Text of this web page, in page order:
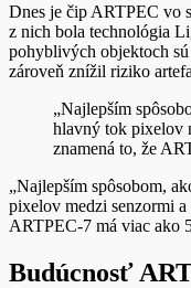
Dnes je čip ARTPEC vo
z nich bola technológia
pohyblivých objektoch
zároveň znížil riziko
„Najlepším
hlavný tok pixelov
znamená to, že
„Najlepším spôsobom,
pixelov medzi senzormi
ARTPEC-7 má viac ako
Budúcnosť